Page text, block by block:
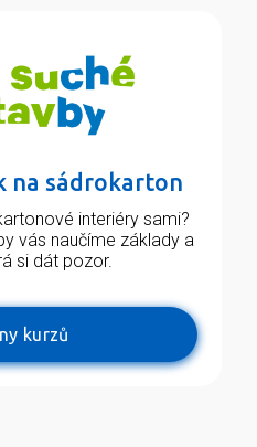
na sádrokarton
interiéry sami?
vás naučíme základy a
si dát pozor.
kurzů